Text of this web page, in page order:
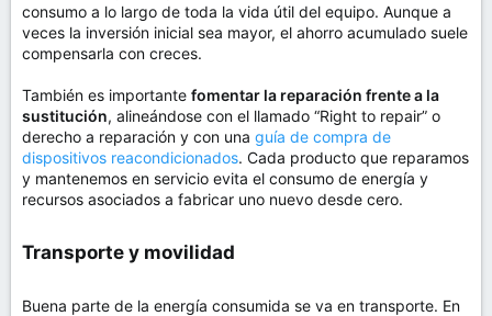
consumo a lo largo de toda la vida útil del equipo. Aunque a
veces la inversión inicial sea mayor, el ahorro acumulado suele
compensarla con creces.
También es importante fomentar la reparación frente a la
sustitución, alineándose con el llamado “Right to repair” o
derecho a reparación y con una guía de compra de
dispositivos reacondicionados. Cada producto que reparamos
y mantenemos en servicio evita el consumo de energía y
recursos asociados a fabricar uno nuevo desde cero.
Transporte y movilidad​
Buena parte de la energía consumida se va en transporte. En